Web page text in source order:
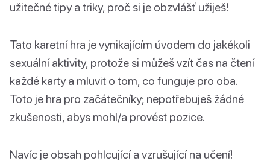
užitečné tipy a triky, proč si je obzvlášť užiješ!
Tato karetní hra je vynikajícím úvodem do jakékoli
sexuální aktivity, protože si můžeš vzít čas na čtení
každé karty a mluvit o tom, co funguje pro oba.
Toto je hra pro začátečníky; nepotřebuješ žádné
zkušenosti, abys mohl/a provést pozice.
Navíc je obsah pohlcující a vzrušující na učení!